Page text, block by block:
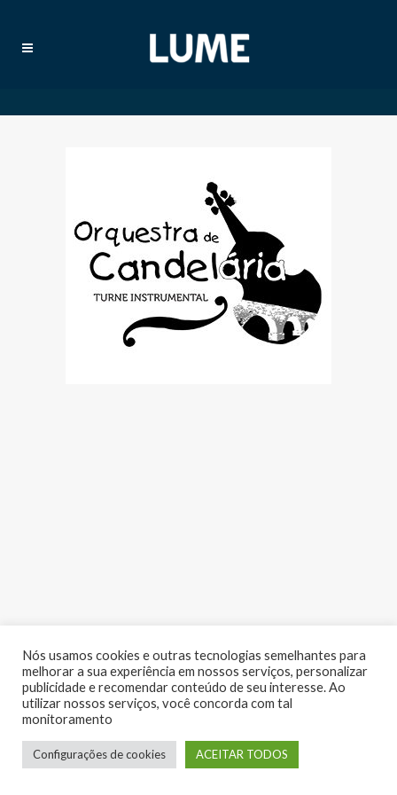
LUME EVENTOS | Copyright 2017 - Todos os direitos reservados
Nós usamos cookies e outras tecnologias semelhantes para
melhorar a sua experiência em nossos serviços, personalizar
publicidade e recomendar conteúdo de seu interesse. Ao
utilizar nossos serviços, você concorda com tal
monitoramento
Configurações de cookies ACEITAR TODOS